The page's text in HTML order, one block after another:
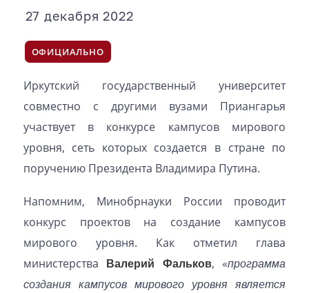
27 декабря 2022
ОФИЦИАЛЬНО
Иркутский государственный университет
совместно с другими вузами Приангарья
участвует в конкурсе кампусов мирового
уровня, сеть которых создается в стране по
поручению Президента Владимира Путина.
Напомним, Минобрнауки России проводит
конкурс проектов на создание кампусов
мирового уровня. Как отметил глава
министерства Валерий Фальков, «программа
создания кампусов мирового уровня является